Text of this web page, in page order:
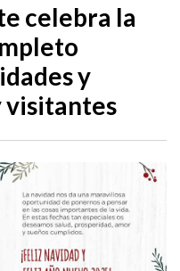
celebra la
y
visitantes